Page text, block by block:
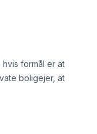
formål er at
boligejer, at